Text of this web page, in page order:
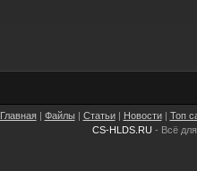
Главная| Файлы | Статьи| Новости| Топ
CS-HLDS.RU - Всё